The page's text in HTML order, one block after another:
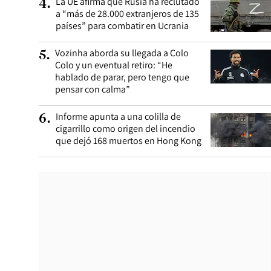
4.
a “más de 28.000 extranjeros de 135
países” para combatir en Ucrania
5. Vozinha aborda su llegada a Colo
Colo y un eventual retiro: “He
hablado de parar, pero tengo que
pensar con calma”
6. Informe apunta a una colilla de
cigarrillo como origen del incendio
que dejó 168 muertos en Hong Kong